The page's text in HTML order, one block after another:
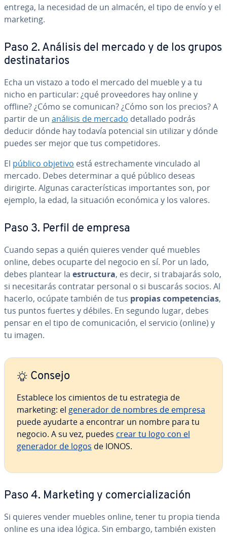
entrega, la necesidad de un almacén, el tipo de envío y el
marketing.
Paso 2. Análisis del mercado y de los grupos
de­s­ti­na­ta­rios
Echa un vistazo a todo el mercado del mueble y a tu
nicho en pa­r­ti­cu­lar: ¿qué pro­vee­do­res hay online y
offline? ¿Cómo se comunican? ¿Cómo son los precios? A
partir de un análisis de mercado detallado podrás
deducir dónde hay todavía potencial sin utilizar y dónde
puedes ser mejor que tus co­m­pe­ti­do­res.
El público objetivo está es­tre­cha­me­n­te vinculado al
mercado. Debes de­te­r­mi­nar a qué público deseas
dirigirte. Algunas ca­ra­c­te­rí­s­ti­cas im­po­r­ta­n­tes son, por
ejemplo, la edad, la situación económica y los valores.
Paso 3. Perfil de empresa
Cuando sepas a quién quieres vender qué muebles
online, debes ocuparte del negocio en sí. Por un lado,
debes plantear la es­tru­c­tu­ra, es decir, si tra­ba­ja­rás solo,
si ne­ce­si­ta­rás contratar personal o si buscarás socios. Al
hacerlo, ocúpate también de tus propias co­m­pe­te­n­cias,
tus puntos fuertes y débiles. En segundo lugar, debes
pensar en el tipo de co­mu­ni­ca­ción, el servicio (online) y
tu imagen.
Consejo
Establece los cimientos de tu es­tra­te­gia de
marketing: el generador de nombres de empresa
puede ayudarte a encontrar un nombre para tu
negocio. A su vez, puedes crear tu logo con el
generador de logos de IONOS.
Paso 4. Marketing y co­me­r­cia­li­za­ción
Si quieres vender muebles online, tener tu propia tienda
online es una idea lógica. Sin embargo, también existen